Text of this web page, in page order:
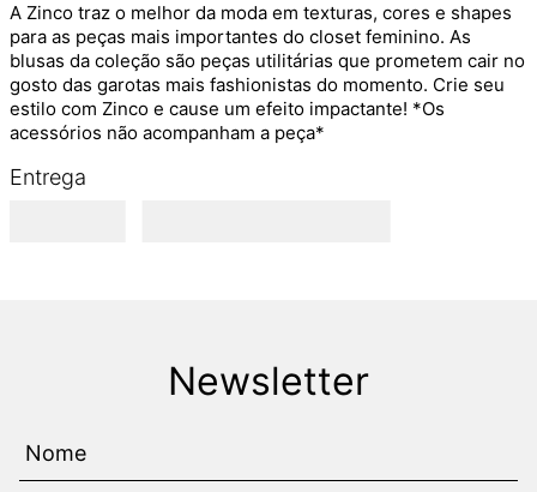
A Zinco traz o melhor da moda em texturas, cores e shapes
para as peças mais importantes do closet feminino. As
blusas da coleção são peças utilitárias que prometem cair no
gosto das garotas mais fashionistas do momento. Crie seu
estilo com Zinco e cause um efeito impactante! *Os
acessórios não acompanham a peça*
Entrega
Newsletter